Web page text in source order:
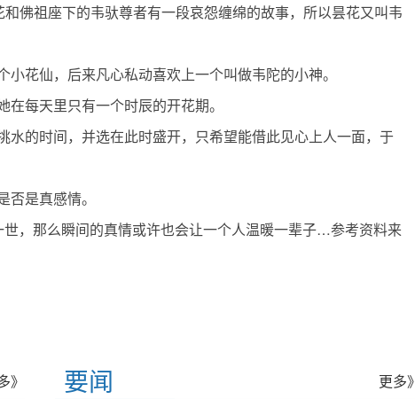
佛祖座下的韦驮尊者有一段哀怨缠绵的故事，所以昙花又叫韦
花仙，后来凡心私动喜欢上一个叫做韦陀的小神。
每天里只有一个时辰的开花期。
的时间，并选在此时盛开，只希望能借此见心上人一面，于
是真感情。
，那么瞬间的真情或许也会让一个人温暖一辈子…参考资料来
》 要闻 更多》